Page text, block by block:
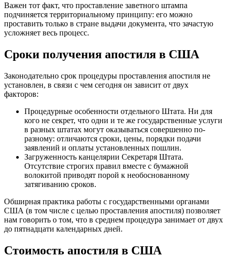
Важен тот факт, что проставление заветного штампа
подчиняется территориальному принципу: его можно
проставить только в стране выдачи документа, что зачастую
усложняет весь процесс.
Сроки получения апостиля в США
Законодательно срок процедуры проставления апостиля не
установлен, в связи с чем сегодня он зависит от двух
факторов:
Процедурные особенности отдельного Штата. Ни для
кого не секрет, что одни и те же государственные услуги
в разных штатах могут оказываться совершенно по-
разному: отличаются сроки, цены, порядки подачи
заявлений и оплаты установленных пошлин.
Загруженность канцелярии Секретаря Штата.
Отсутствие строгих правил вместе с бумажной
волокитой приводят порой к необоснованному
затягиванию сроков.
Обширная практика работы с государственными органами
США (в том числе с целью проставления апостиля) позволяет
нам говорить о том, что в среднем процедура занимает от двух
до пятнадцати календарных дней.
Стоимость апостиля в США